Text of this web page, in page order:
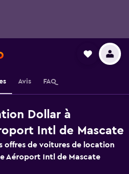
Avis FAQ
Dollar à
Intl de Mascate
offres de voitures de location
Aéroport Intl de Mascate